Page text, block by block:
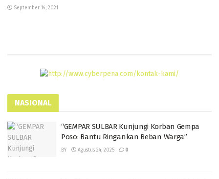
September 14, 2021
NASIONAL
“GEMPAR SULBAR Kunjungi Korban Gempa
Poso: Bantu Ringankan Beban Warga”
BY Agustus 24, 2025 0